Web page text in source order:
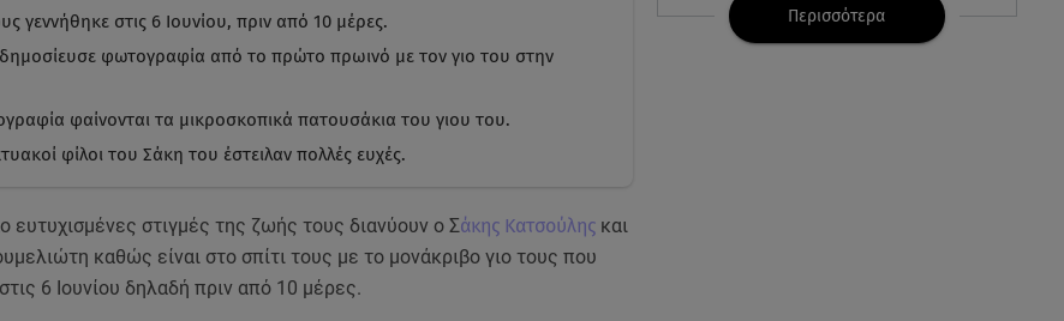
Κρήτη: Τουρίστας ρωτούσε
πόσο να πληρώσει για να
Περισσότερα
γεννήθηκε στις 6 Ιουνίου, πριν από 10 μέρες.
φωτογραφία από το πρώτο πρωινό με τον γιο του στην
φαίνονται τα μικροσκοπικά πατουσάκια του γιου του.
φίλοι του Σάκη του έστειλαν πολλές ευχές.
ευτυχισμένες στιγμές της ζωής τους διανύουν ο Σάκης Κατσούληςκαι
καθώς είναι στο σπίτι τους με το μονάκριβο γιο τους που
6 Ιουνίου δηλαδή πριν από 10 μέρες.